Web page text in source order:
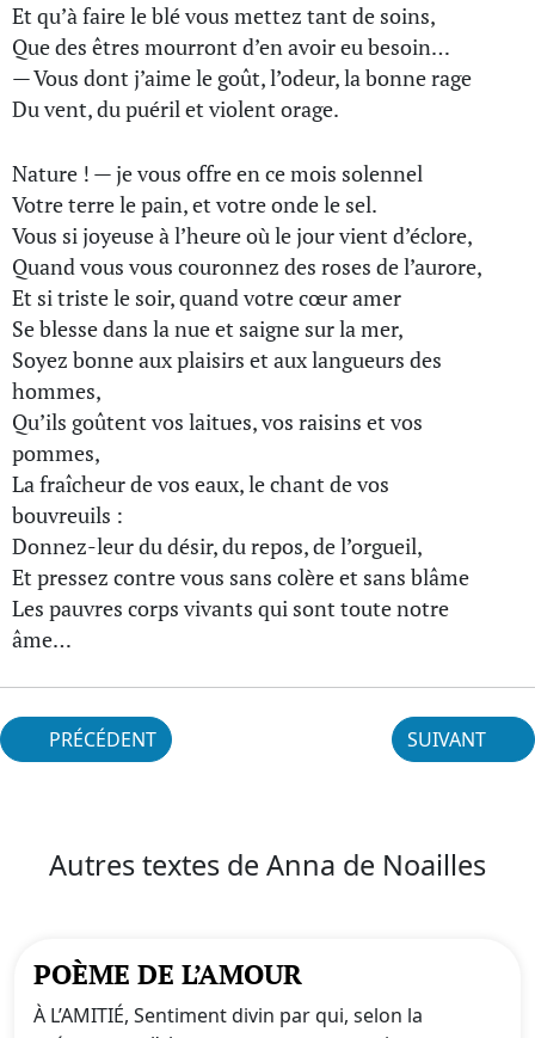
Et qu’à faire le blé vous mettez tant de soins,
Que des êtres mourront d’en avoir eu besoin…
— Vous dont j’aime le goût, l’odeur, la bonne rage
Du vent, du puéril et violent orage.
Nature ! — je vous offre en ce mois solennel
Votre terre le pain, et votre onde le sel.
Vous si joyeuse à l’heure où le jour vient d’éclore,
Quand vous vous couronnez des roses de l’aurore,
Et si triste le soir, quand votre cœur amer
Se blesse dans la nue et saigne sur la mer,
Soyez bonne aux plaisirs et aux langueurs des
hommes,
Qu’ils goûtent vos laitues, vos raisins et vos
pommes,
La fraîcheur de vos eaux, le chant de vos
bouvreuils :
Donnez-leur du désir, du repos, de l’orgueil,
Et pressez contre vous sans colère et sans blâme
Les pauvres corps vivants qui sont toute notre
âme…
PRÉCÉDENT SUIVANT
Autres textes de Anna de Noailles
POÈME DE L’AMOUR
À L’AMITIÉ, Sentiment divin par qui, selon la